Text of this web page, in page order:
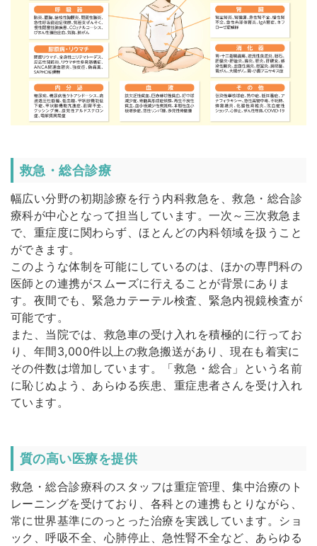
救急・総合診療
幅広い分野の初期診療を行う内科救急を、救急・総合診
療科が中心となって担当しています。一次～三次救急ま
で、重症度に関わらず、ほとんどの内科領域を扱うこと
ができます。
このような体制を可能にしているのは、ほかの専門科の
医師との連携がスムーズに行えることが背景にありま
す。夜間でも、緊急カテーテル検査、緊急内視鏡検査が
可能です。
また、当院では、救急車の受け入れを積極的に行ってお
り、年間3,000件以上の救急搬送があり、現在も着実に
その件数は増加しています。「救急・総合」という名前
に恥じぬよう、あらゆる疾患、重症患者さんを受け入れ
ています。
質の高い医療を提供
救急・総合診療科のスタッフは重症管理、集中治療のト
レーニングを受けており、各科との連携もとりながら、
常に世界基準にのっとった治療を実践しています。ショ
ック、呼吸不全、心肺停止、急性腎不全など、あらゆる